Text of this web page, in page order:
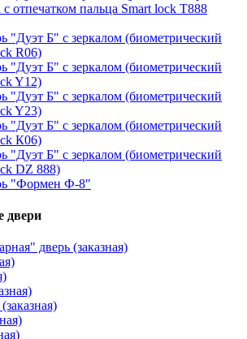
с отпечатком пальца Smart lock T888
"Дуэт Б" с зеркалом (биометрический
R06)
"Дуэт Б" с зеркалом (биометрический
Y12)
"Дуэт Б" с зеркалом (биометрический
Y23)
"Дуэт Б" с зеркалом (биометрический
К06)
"Дуэт Б" с зеркалом (биометрический
DZ 888)
"Формен Ф-8"
двери
дверь (заказная)